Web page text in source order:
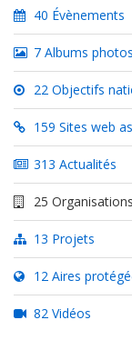
40 Évènements
7 Albums photos
22 Objectifs
159 Sites web
313 Actualités
25 Organisations
13 Projets
12 Aires
82 Vidéos